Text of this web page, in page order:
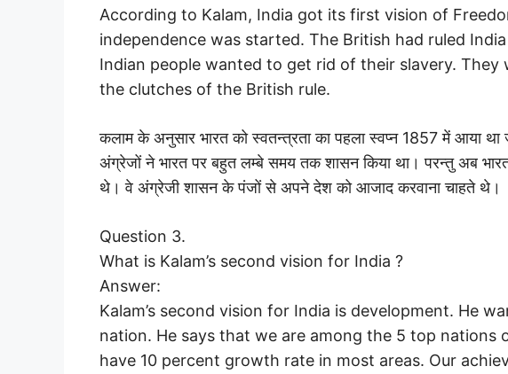
According to Kalam, India got its first vision of
independence was started. The British had ruled
Indian people wanted to get rid of their slavery.
the clutches of the British rule.
कलाम के अनुसार भारत को स्वतन्त्रता का पहला स्वप्न 1857 में आया
अंग्रेजों ने भारत पर बहुत लम्बे समय तक शासन किया था। परन्तु अब
थे। वे अंग्रेजी शासन के पंजों से अपने देश को आजाद करवाना चाहते थे।
Question 3.
What is Kalam’s second vision for India ?
Answer:
Kalam’s second vision for India is development. He
nation. He says that we are among the 5 top nations
have 10 percent growth rate in most areas. Our